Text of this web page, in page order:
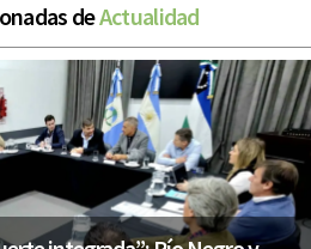
deActualidad